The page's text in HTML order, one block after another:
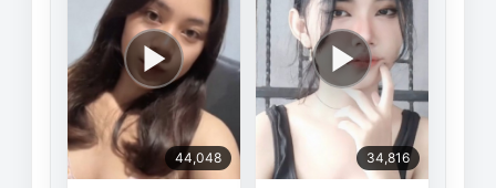
44,048 34,816